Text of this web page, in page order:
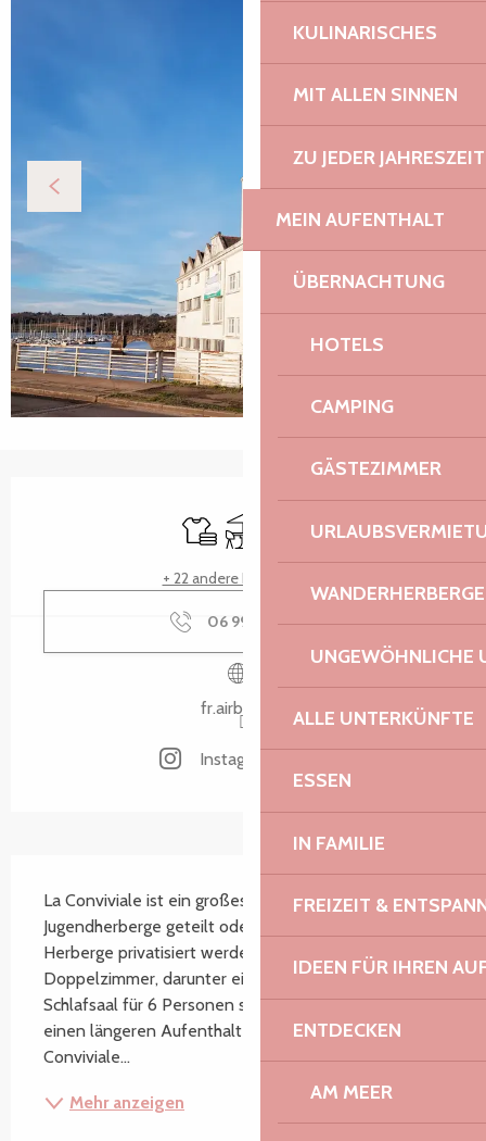
KULINARISCHES
MIT ALLEN SINNEN
ZU JEDER JAHRESZEIT
MEIN AUFENTHALT
ÜBERNACHTUNG
HOTELS
CAMPING
GÄSTEZIMMER
UNGEWÖHNLICHE
ALLE UNTERKÜNFTE
ESSEN
IN FAMILIE
FREIZEIT &
IDEEN FÜR IHREN
ENTDECKEN
AM MEER
Bettwäsche und Laken
TerrasseParkplatz
+ 22 andere Leistung(en)
06 99 36 24▒▒
fr.airbnb.be
Instagram Seite
La Conviviale ist ein großes Haus, das wie eine
Jugendherberge geteilt oder wie eine große
Herberge privatisiert werden kann. Vier geräumige
Doppelzimmer, darunter ein Familienzimmer, und ein
Schlafsaal für 6 Personen stehen für eine Nacht oder
einen längeren Aufenthalt zur Verfügung. La
Conviviale...
Mehr anzeigen